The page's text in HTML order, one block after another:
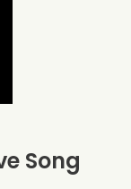
Song